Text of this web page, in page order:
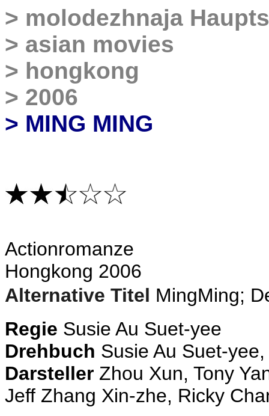
> molodezhnaja
> asian movies
> hongkong
> 2006
> MING MING
Actionromanze
Hongkong 2006
Alternative Titel MingMing;
Regie Susie Au Suet-yee
Drehbuch Susie Au Suet-yee
Darsteller Zhou Xun, Tony
Jeff Zhang Xin-zhe, Ricky